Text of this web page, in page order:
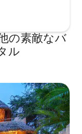
の素敵なバ
ル